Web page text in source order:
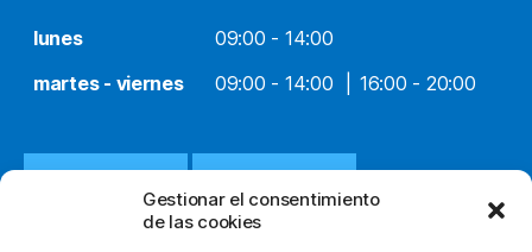
Gestionar el consentimiento
de las cookies
lunes
09:00 - 14:00
martes - viernes
09:00 - 14:00 16:00 - 20:00